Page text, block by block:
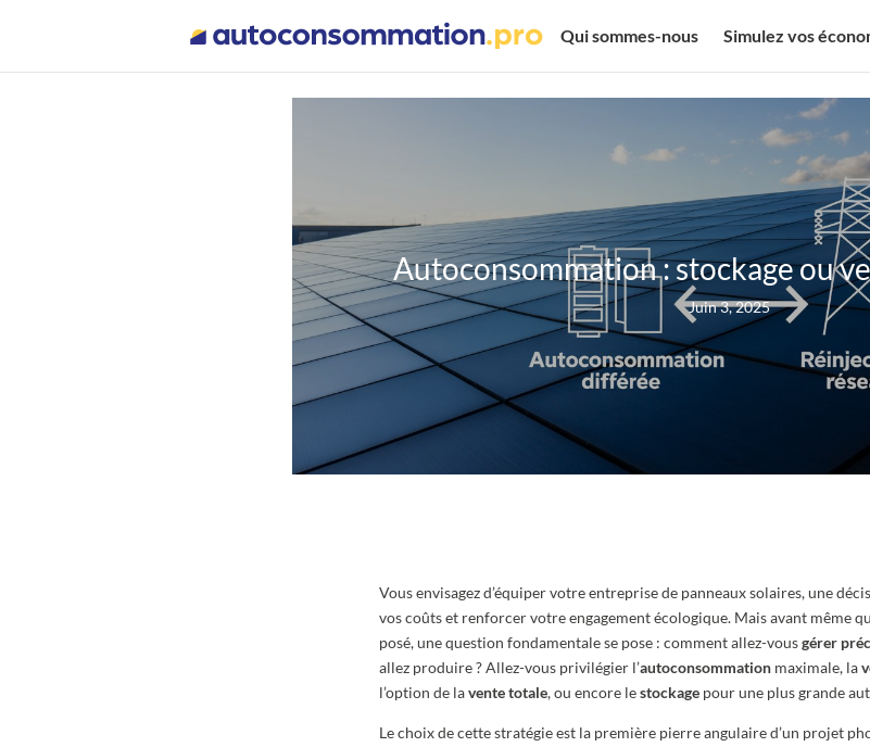
Qui sommes-nous Simulez vos
Autoconsommation : stockage ou
Juin 3, 2025
Vous envisagez d’équiper votre entreprise de panneaux solaires, une
vos coûts et renforcer votre engagement écologique. Mais avant même
posé, une question fondamentale se pose : comment allez-vousgérer
allez produire ? Allez-vous privilégier l’autoconsommation maximale, la
l’option de lavente totale, ou encore lestockage pour une plus grande
Le choix de cette stratégie est la première pierre angulaire d’un projet